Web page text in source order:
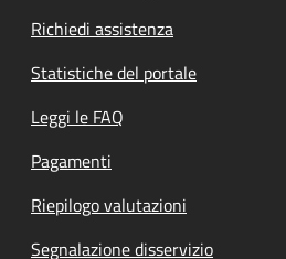
Richiedi assistenza
Statistiche del portale
Leggi le FAQ
Pagamenti
Riepilogo valutazioni
Segnalazione disservizio